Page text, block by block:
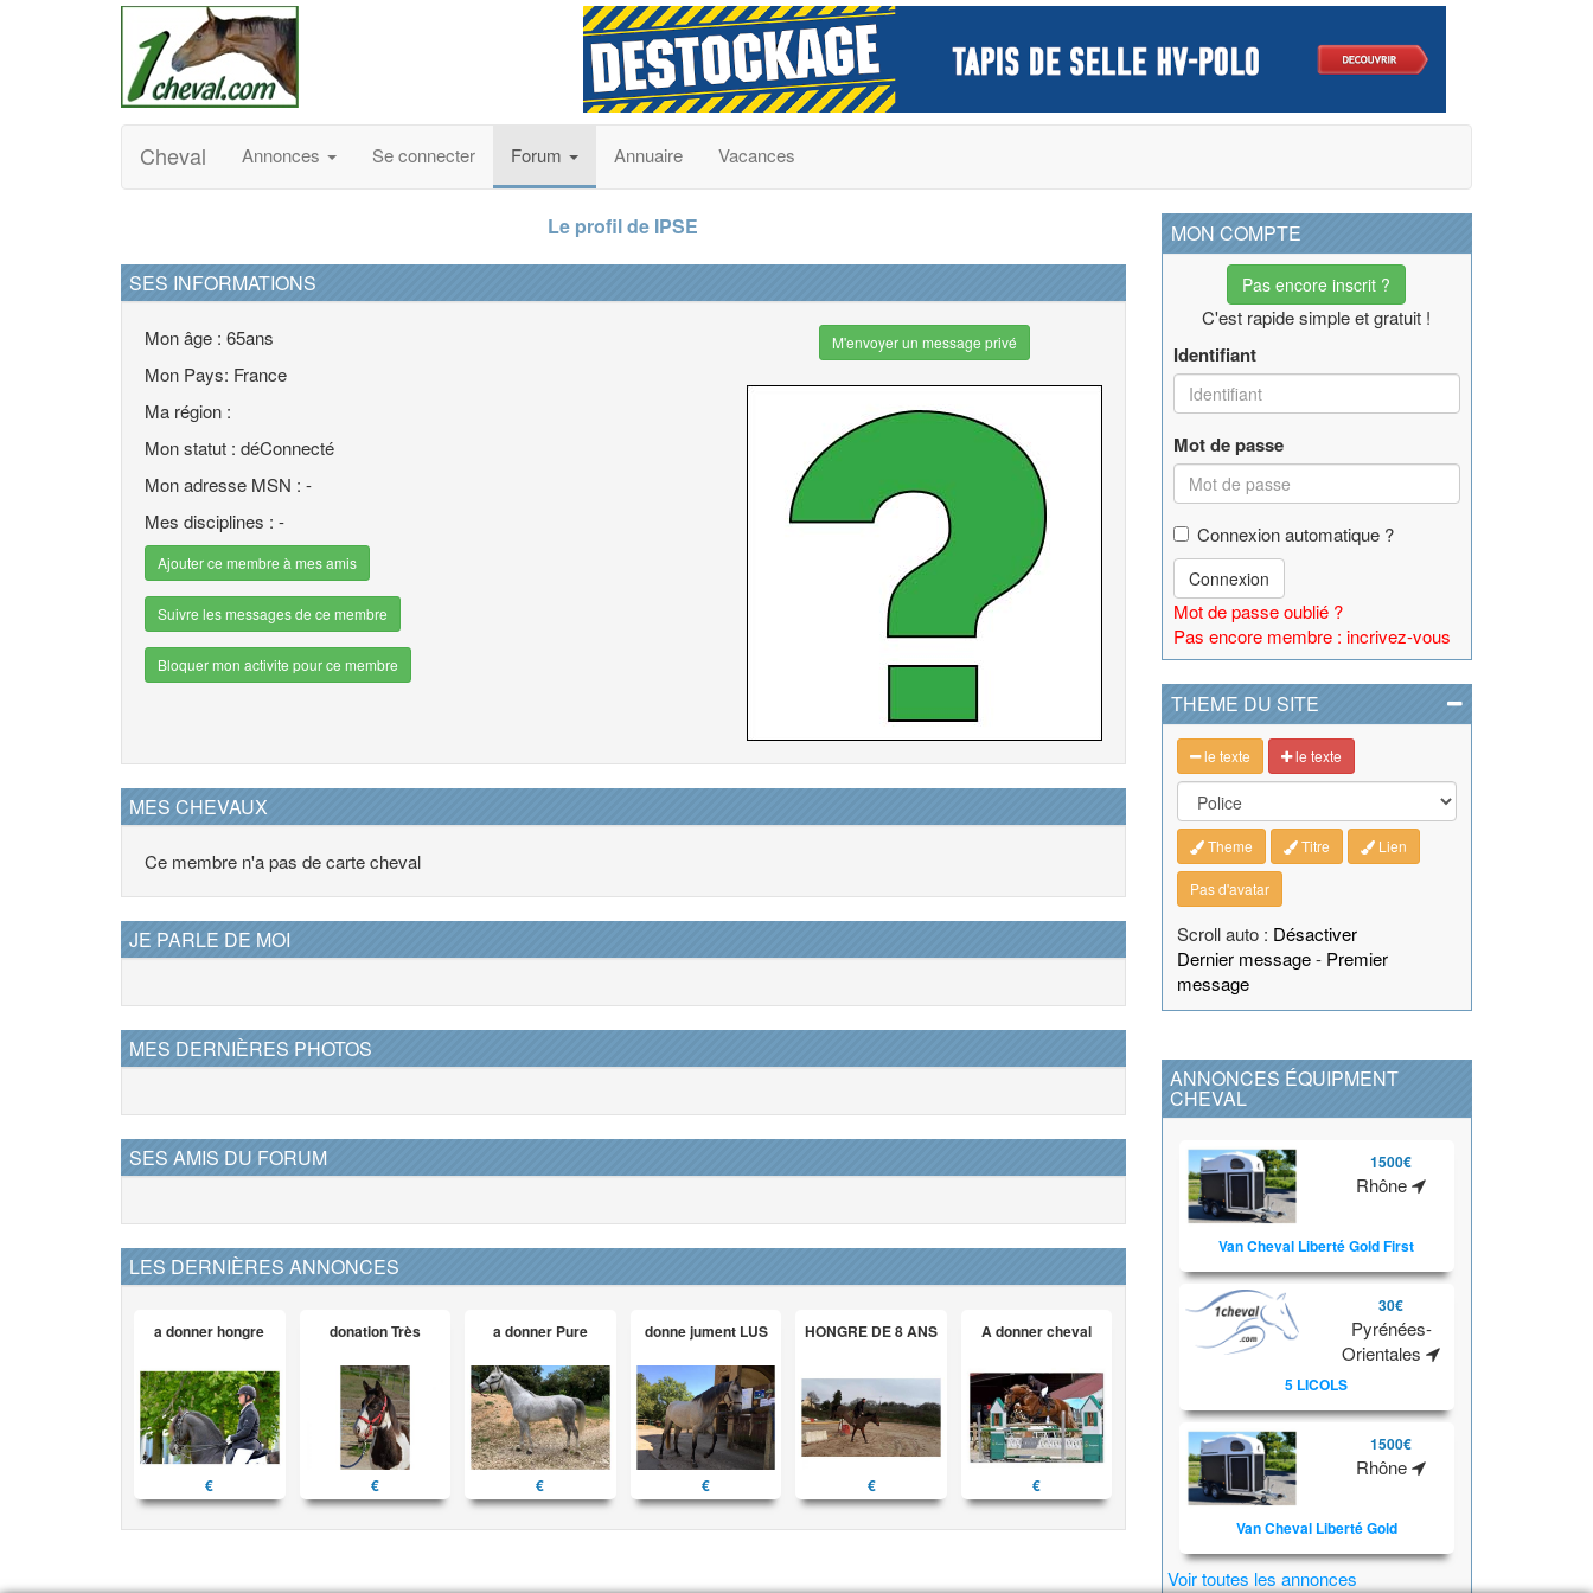
Cheval Annonces Se connecter Forum Annuaire Vacances
Le profil de IPSE
SES INFORMATIONS
Mon âge : 65ans
Mon Pays: France
Ma région :
Mon statut : déConnecté
Mon adresse MSN : -
Mes disciplines : -
Ajouter ce membre à mes amis
Suivre les messages de ce membre
Bloquer mon activite pour ce membre
M'envoyer un message privé
MES CHEVAUX
Ce membre n'a pas de carte cheval
JE PARLE DE MOI
MES DERNIÈRES PHOTOS
SES AMIS DU FORUM
LES DERNIÈRES ANNONCES
a donner hongre
€
donation Très
€
a donner Pure
€
donne jument LUS
€
HONGRE DE 8 ANS
€
A donner cheval
€
MON COMPTE
Pas encore inscrit ?
C'est rapide simple et gratuit !
Identifiant
Mot de passe
Connexion automatique ?
Connexion
Mot de passe oublié ?
Pas encore membre : incrivez-vous
THEME DU SITE
le texte le texte
Theme Titre Lien
Pas d'avatar
Scroll auto : Désactiver
Dernier message- Premier
message
ANNONCES ÉQUIPMENT
CHEVAL
1500€
Rhône
Van Cheval Liberté Gold First
30€
Pyrénées-
Orientales
5 LICOLS
1500€
Rhône
Van Cheval Liberté Gold
Voir toutes les annonces